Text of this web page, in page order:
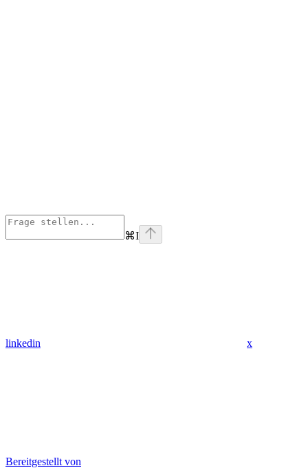
⌘I
linkedin x
Bereitgestellt von